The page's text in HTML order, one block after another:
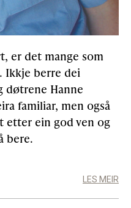
er det mange som
Ikkje berre dei
døtrene Hanne
familiar, men også
etter ein god ven og
bere.
LES MEIR